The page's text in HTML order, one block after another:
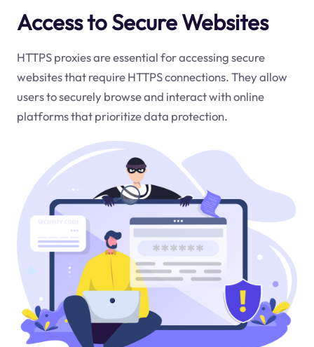
Access to Secure Websites
HTTPS proxies are essential for accessing secure
websites that require HTTPS connections. They allow
users to securely browse and interact with online
platforms that prioritize data protection.